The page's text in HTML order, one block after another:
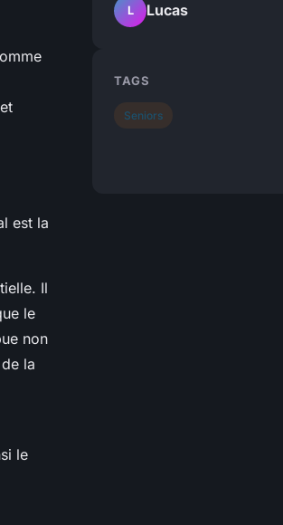
est la
Il
le
non
la
le
L Lucas
TAGS
Seniors